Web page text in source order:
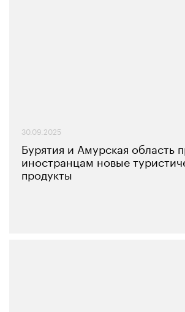
30.09.2025
Бурятия и Амурская область
иностранцам новые
продукты